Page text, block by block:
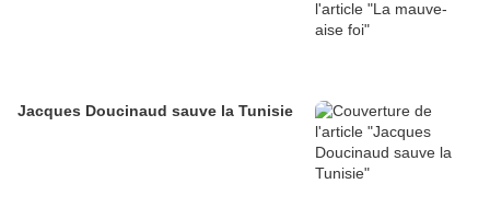
Jacques Doucinaud sauve la Tunisie